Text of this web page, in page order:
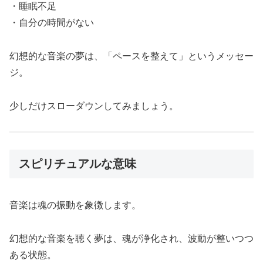
・睡眠不足
・自分の時間がない
幻想的な音楽の夢は、「ペースを整えて」というメッセー
ジ。
少しだけスローダウンしてみましょう。
スピリチュアルな意味
音楽は魂の振動を象徴します。
幻想的な音楽を聴く夢は、魂が浄化され、波動が整いつつ
ある状態。